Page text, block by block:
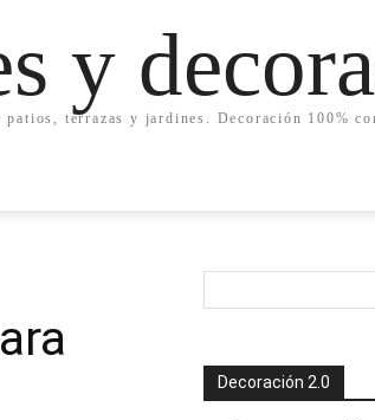
y
terrazas y jardines. Decoración 100%
Decoración 2.0